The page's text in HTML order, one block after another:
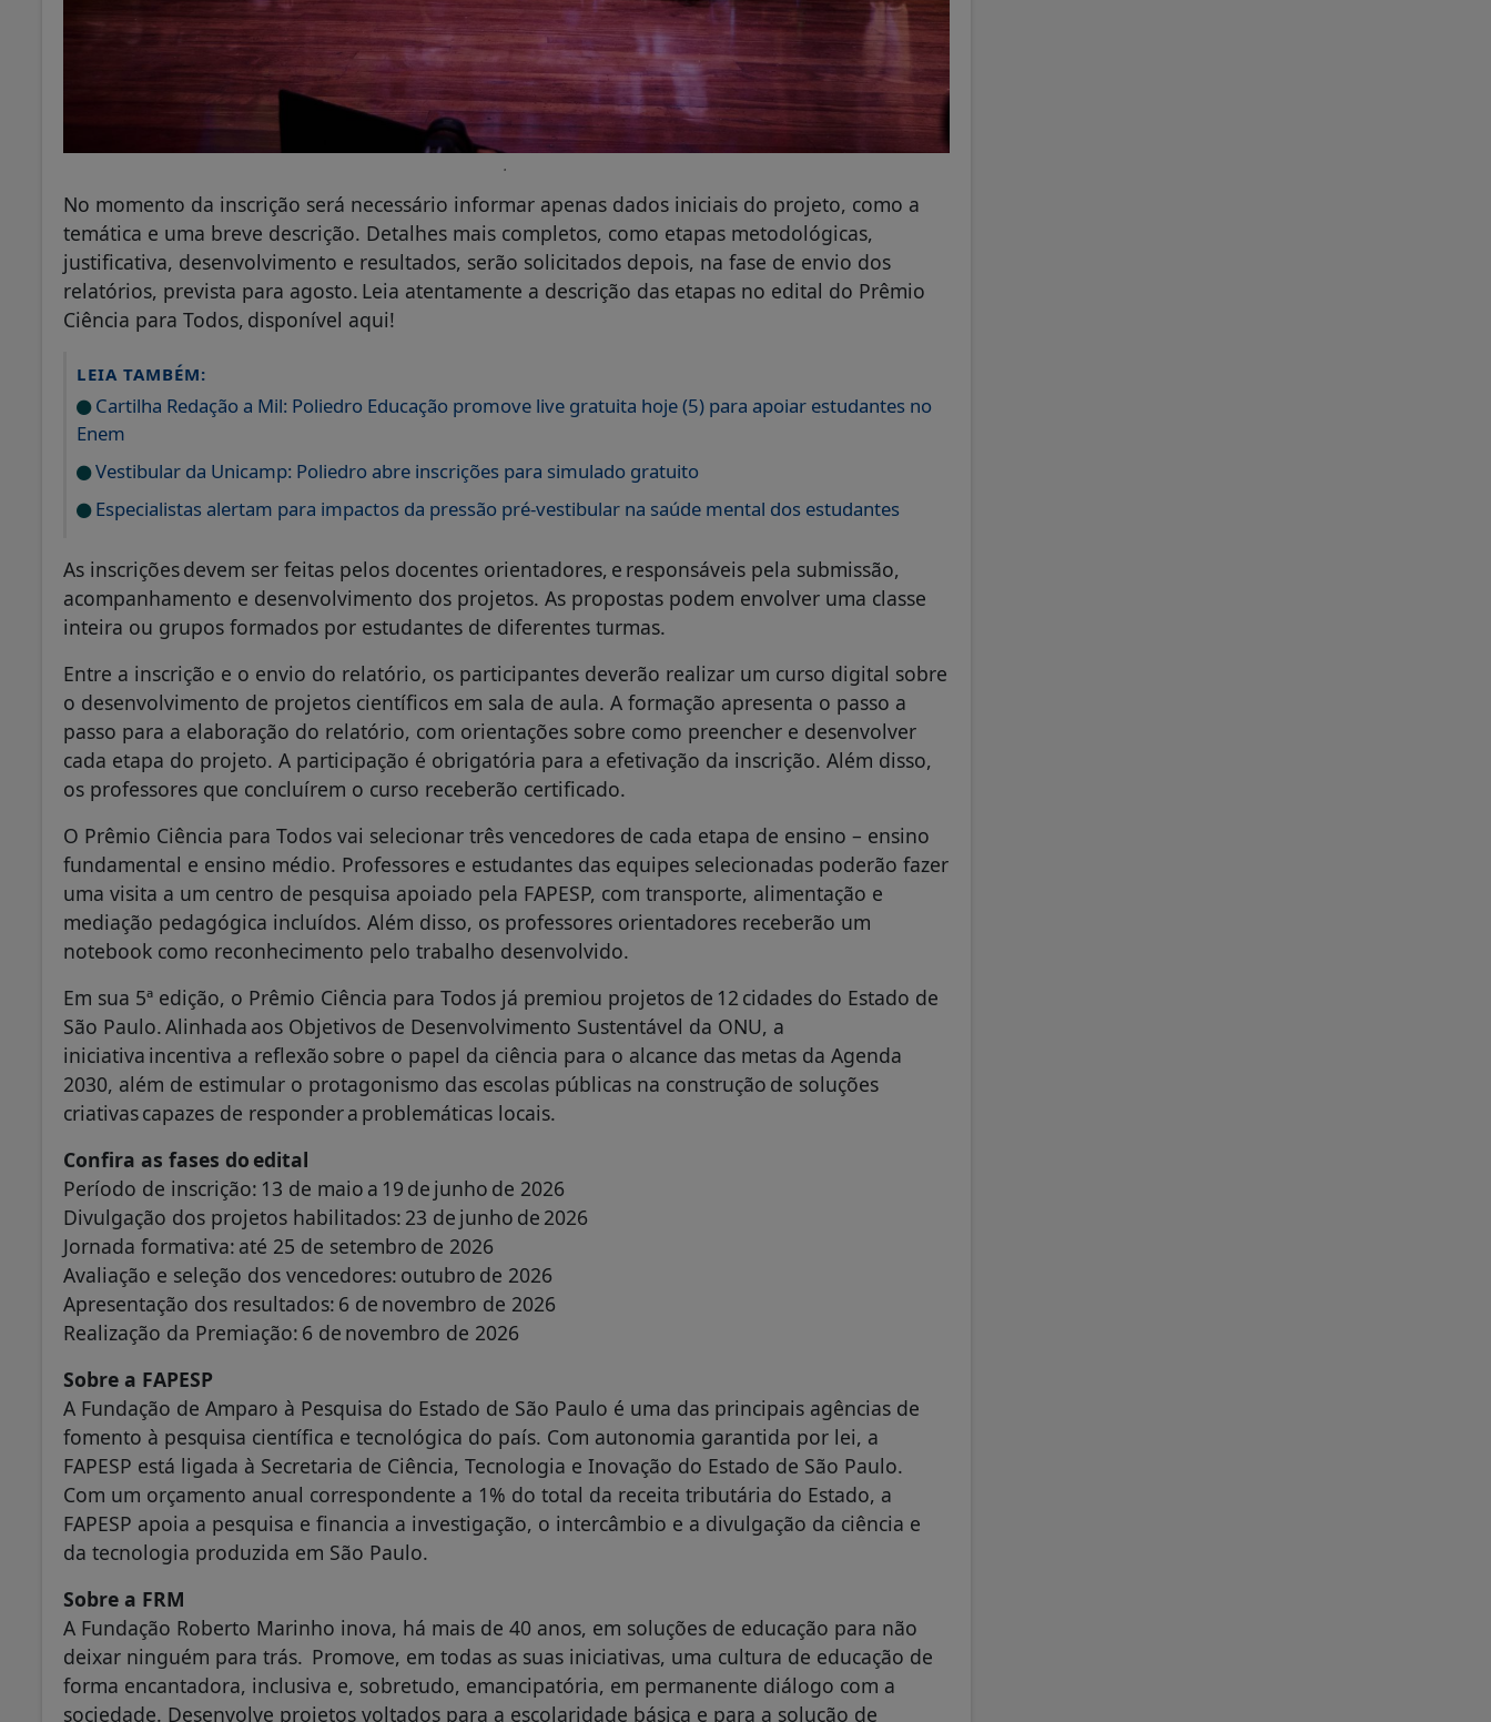
.
No momento da inscrição será necessário informar apenas dados iniciais do projeto, como a
temática e uma breve descrição. Detalhes mais completos, como etapas metodológicas,
justificativa, desenvolvimento e resultados, serão solicitados depois, na fase de envio dos
relatórios, prevista para agosto. Leia atentamente a descrição das etapas no edital do Prêmio
Ciência para Todos, disponível aqui!
LEIA TAMBÉM:
Cartilha Redação a Mil: Poliedro Educação promove live gratuita hoje (5) para apoiar estudantes no
Enem
Vestibular da Unicamp: Poliedro abre inscrições para simulado gratuito
Especialistas alertam para impactos da pressão pré-vestibular na saúde mental dos estudantes
As inscrições devem ser feitas pelos docentes orientadores, e responsáveis pela submissão,
acompanhamento e desenvolvimento dos projetos. As propostas podem envolver uma classe
inteira ou grupos formados por estudantes de diferentes turmas.
Entre a inscrição e o envio do relatório, os participantes deverão realizar um curso digital sobre
o desenvolvimento de projetos científicos em sala de aula. A formação apresenta o passo a
passo para a elaboração do relatório, com orientações sobre como preencher e desenvolver
cada etapa do projeto. A participação é obrigatória para a efetivação da inscrição. Além disso,
os professores que concluírem o curso receberão certificado.
O Prêmio Ciência para Todos vai selecionar três vencedores de cada etapa de ensino – ensino
fundamental e ensino médio. Professores e estudantes das equipes selecionadas poderão fazer
uma visita a um centro de pesquisa apoiado pela FAPESP, com transporte, alimentação e
mediação pedagógica incluídos. Além disso, os professores orientadores receberão um
notebook como reconhecimento pelo trabalho desenvolvido.
Em sua 5ª edição, o Prêmio Ciência para Todos já premiou projetos de 12 cidades do Estado de
São Paulo. Alinhada aos Objetivos de Desenvolvimento Sustentável da ONU, a
iniciativa incentiva a reflexão sobre o papel da ciência para o alcance das metas da Agenda
2030, além de estimular o protagonismo das escolas públicas na construção de soluções
criativas capazes de responder a problemáticas locais.
Confira as fases do edital
Período de inscrição: 13 de maio a 19 de junho de 2026
Divulgação dos projetos habilitados: 23 de junho de 2026
Jornada formativa: até 25 de setembro de 2026
Avaliação e seleção dos vencedores: outubro de 2026
Apresentação dos resultados: 6 de novembro de 2026
Realização da Premiação: 6 de novembro de 2026
Sobre a FAPESP
A Fundação de Amparo à Pesquisa do Estado de São Paulo é uma das principais agências de
fomento à pesquisa científica e tecnológica do país. Com autonomia garantida por lei, a
FAPESP está ligada à Secretaria de Ciência, Tecnologia e Inovação do Estado de São Paulo.
Com um orçamento anual correspondente a 1% do total da receita tributária do Estado, a
FAPESP apoia a pesquisa e financia a investigação, o intercâmbio e a divulgação da ciência e
da tecnologia produzida em São Paulo.
Sobre a FRM
A Fundação Roberto Marinho inova, há mais de 40 anos, em soluções de educação para não
deixar ninguém para trás. Promove, em todas as suas iniciativas, uma cultura de educação de
forma encantadora, inclusiva e, sobretudo, emancipatória, em permanente diálogo com a
sociedade. Desenvolve projetos voltados para a escolaridade básica e para a solução de